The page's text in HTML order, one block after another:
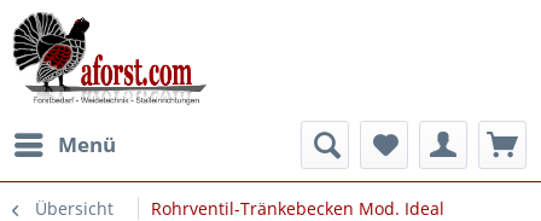
Menü
Übersicht Rohrventil-Tränkebecken Mod. Ideal